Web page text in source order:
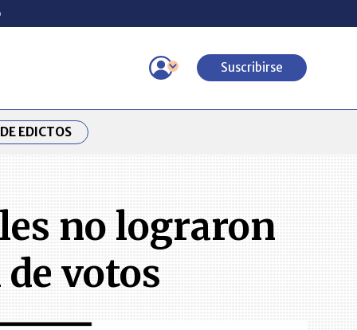
Suscribirse
EDICTOS
no lograron
votos